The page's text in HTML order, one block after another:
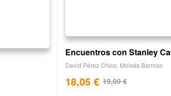
Encuentros con Stanley
David Pérez Chico Moisés Barroso
19,00€
18,05 €